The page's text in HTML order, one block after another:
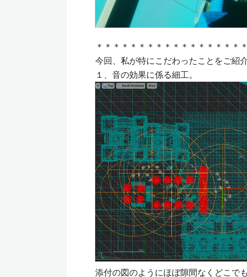
＊＊＊＊＊＊＊＊＊＊＊＊＊＊＊＊＊
今回、私が特にこだわったことをご紹介
１、音の効果に係る細工。
添付の図のようにほぼ隙間なくどこで